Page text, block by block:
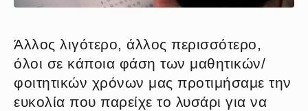
Άλλος λιγότερο, άλλος περισσότερο,
όλοι σε κάποια φάση των μαθητικών/
φοιτητικών χρόνων μας προτιμήσαμε την
ευκολία που παρείχε το λυσάρι για να